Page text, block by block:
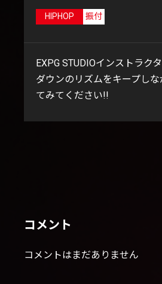
HIPHOP 振付
EXPG STUDIOインストラク
ダウンのリズムをキープし
てみてください!!
コメント
コメントはまだありません